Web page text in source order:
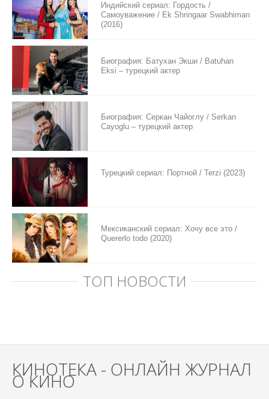
Индийский сериал: Гордость /
Самоуважение / Ek Shringaar Swabhiman
(2016)
Биография: Батухан Экши / Batuhan
Eksi – турецкий актер
Биография: Серкан Чайоглу / Serkan
Cayoglu – турецкий актер
Турецкий сериал: Портной / Terzi (2023)
Мексиканский сериал: Хочу все это /
Quererlo todo (2020)
ТОП НОВОСТИ
КИНОТЕКА - ОНЛАЙН ЖУРНАЛ
О КИНО